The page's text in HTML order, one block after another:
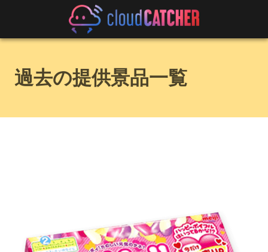
過去の提供景品一覧